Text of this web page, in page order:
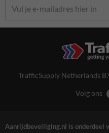
TrafficSupply Netherlands
Volg ons
Aanrijdbeveiliging.nl is onderdeel